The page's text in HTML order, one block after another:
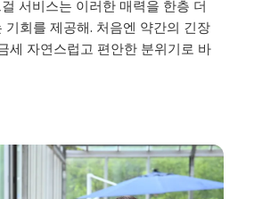
서비스는 이러한 매력을 한층 더
기회를 제공해. 처음엔 약간의 긴장
세 자연스럽고 편안한 분위기로 바